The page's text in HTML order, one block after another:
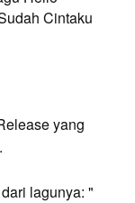
yang
lagunya: "